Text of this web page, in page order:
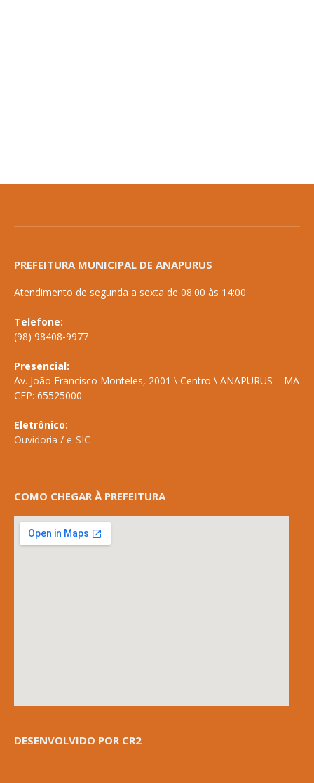
PREFEITURA MUNICIPAL DE ANAPURUS
Atendimento de segunda a sexta de 08:00 às 14:00
Telefone:
(98) 98408-9977
Presencial:
Av. João Francisco Monteles, 2001 \ Centro \ ANAPURUS – MA
CEP: 65525000
Eletrônico:
Ouvidoria / e-SIC
COMO CHEGAR À PREFEITURA
DESENVOLVIDO POR CR2